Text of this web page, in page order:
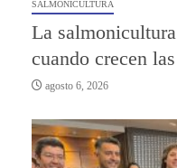
SALMONICULTURA
La
cuando crecen
agosto 6, 2026